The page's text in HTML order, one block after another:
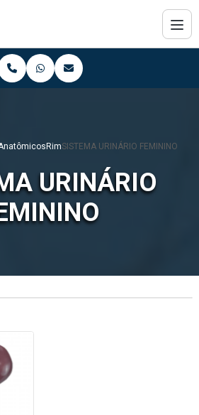
RimSISTEMA URINÁRIO FEMININO
URINÁRIO